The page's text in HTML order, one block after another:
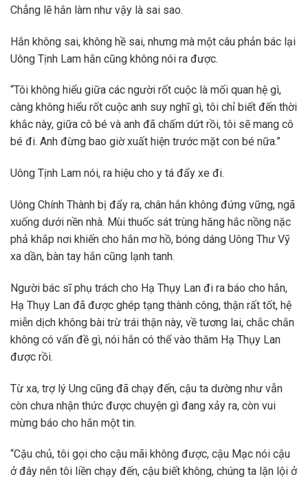
Chẳng lẽ hắn làm như vậy là sai sao.
Hắn không sai, không hề sai, nhưng mà một câu phản bác lại
Uông Tịnh Lam hắn cũng không nói ra được.
“Tôi không hiểu giữa các người rốt cuộc là mối quan hệ gì,
càng không hiểu rốt cuộc anh suy nghĩ gì, tôi chỉ biết đến thời
khắc này, giữa cô bé và anh đã chấm dứt rồi, tôi sẽ mang cô
bé đi. Anh đừng bao giờ xuất hiện trước mặt con bé nữa.”
Uông Tịnh Lam nói, ra hiệu cho y tá đẩy xe đi.
Uông Chính Thành bị đẩy ra, chân hắn không đứng vững, ngã
xuống dưới nền nhà. Mùi thuốc sát trùng hăng hắc nồng nặc
phả khắp nơi khiến cho hắn mơ hồ, bóng dáng Uông Thư Vỹ
xa dần, bàn tay hắn cũng lạnh tanh.
Người bác sĩ phụ trách cho Hạ Thụy Lan đi ra báo cho hắn,
Hạ Thụy Lan đã được ghép tạng thành công, thận rất tốt, hệ
miễn dịch không bài trừ trái thận này, về tương lai, chắc chắn
không có vấn đề gì, nói hắn có thể vào thăm Hạ Thụy Lan
được rồi.
Từ xa, trợ lý Ung cũng đã chạy đến, cậu ta dường như vẫn
còn chưa nhận thức được chuyện gì đang xảy ra, còn vui
mừng báo cho hắn một tin.
“Cậu chủ, tôi gọi cho cậu mãi không được, cậu Mạc nói cậu
ở đây nên tôi liền chạy đến, cậu biết không, chúng ta lặn lội ở